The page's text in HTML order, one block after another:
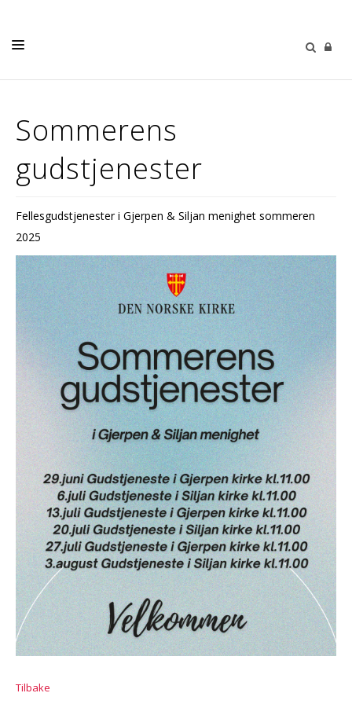
KIRKELIGE HANDLINGER
VÅR MENIGHET
BARN OG UNGDOM
DIAKONI
GIVERTJENESTE
Sommerens
gudstjenester
Fellesgudstjenester i Gjerpen & Siljan menighet sommeren
2025
Tilbake